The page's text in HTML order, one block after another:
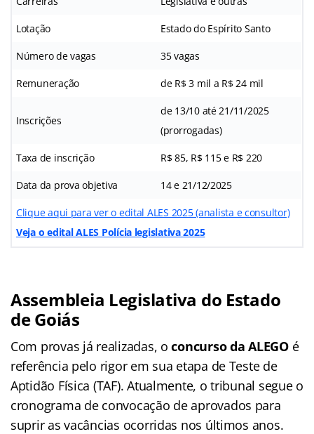
Lotação Estado do Espírito Santo
Número de vagas 35 vagas
Remuneração de R$ 3 mil a R$ 24 mil
Inscrições
de 13/10 até 21/11/2025
(prorrogadas)
Taxa de inscrição R$ 85, R$ 115 e R$ 220
Data da prova objetiva 14 e 21/12/2025
Clique aqui para ver o edital ALES 2025 (analista e consultor)
Veja o edital ALES Polícia legislativa 2025
Assembleia Legislativa do Estado
de Goiás
Com provas já realizadas, oconcurso da ALEGOé
referência pelo rigor em sua etapa de Teste de
Aptidão Física (TAF). Atualmente, o tribunal segue o
cronograma de convocação de aprovados para
suprir as vacâncias ocorridas nos últimos anos.